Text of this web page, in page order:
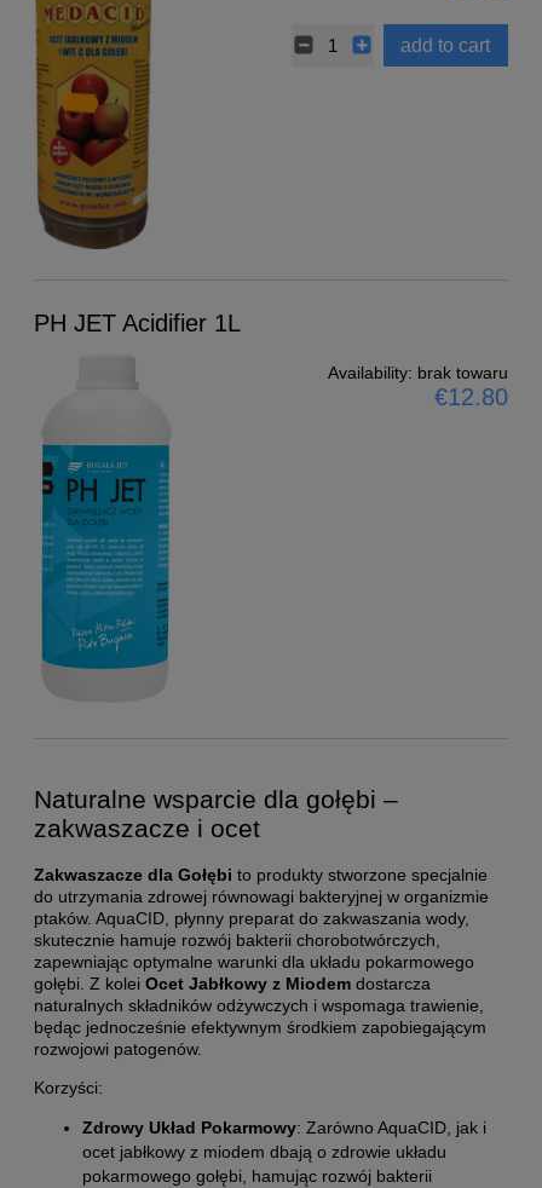
add to cart
PH JET Acidifier 1L
Availability: brak towaru
€12.80
Naturalne wsparcie dla gołębi –
zakwaszacze i ocet
Zakwaszacze dla Gołębi to produkty stworzone specjalnie
do utrzymania zdrowej równowagi bakteryjnej w organizmie
ptaków. AquaCID, płynny preparat do zakwaszania wody,
skutecznie hamuje rozwój bakterii chorobotwórczych,
zapewniając optymalne warunki dla układu pokarmowego
gołębi. Z kolei Ocet Jabłkowy z Miodem dostarcza
naturalnych składników odżywczych i wspomaga trawienie,
będąc jednocześnie efektywnym środkiem zapobiegającym
rozwojowi patogenów.
Korzyści:
Zdrowy Układ Pokarmowy: Zarówno AquaCID, jak i
ocet jabłkowy z miodem dbają o zdrowie układu
pokarmowego gołębi, hamując rozwój bakterii